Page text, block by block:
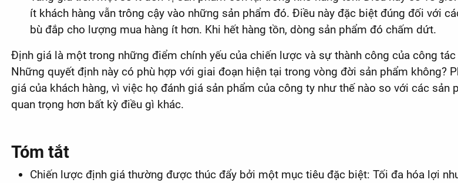
ít khách hàng vẫn trông cậy vào những sản phẩm đó. Điều này đặc biệt đúng đối với
bù đắp cho lượng mua hàng ít hơn. Khi hết hàng tồn, dòng sản phẩm đó chấm dứt.
Định giá là một trong những điểm chính yếu của chiến lược và sự thành công của công
Những quyết định này có phù hợp với giai đoạn hiện tại trong vòng đời sản phẩm không?
giá của khách hàng, vì việc họ đánh giá sản phẩm của công ty như thế nào so với các
quan trọng hơn bất kỳ điều gì khác.
Tóm tắt
Chiến lược định giá thường được thúc đẩy bởi một mục tiêu đặc biệt: Tối đa hóa lợi